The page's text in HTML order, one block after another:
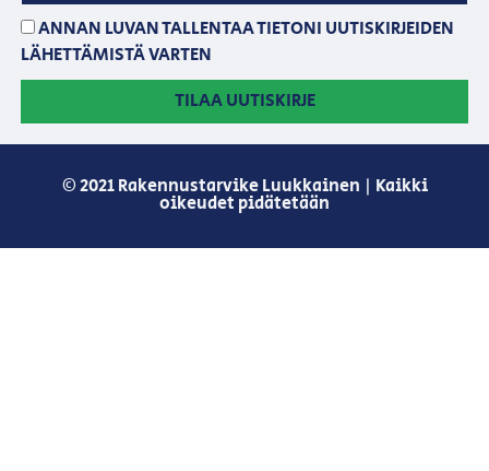
ANNAN LUVAN TALLENTAA TIETONI UUTISKIRJEIDEN
LÄHETTÄMISTÄ VARTEN
TILAA UUTISKIRJE
© 2021 Rakennustarvike Luukkainen | Kaikki
oikeudet pidätetään